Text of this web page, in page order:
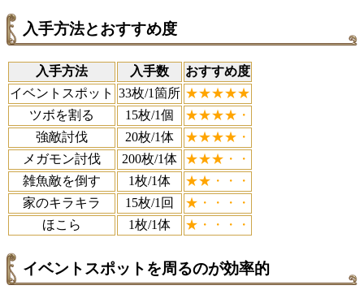
入手方法とおすすめ度
入手方法 入手数
おすすめ度
イベントスポット 33枚/1箇所 ★★★★★
ツボを割る
15枚/1個
★★★★・
強敵討伐
20枚/1体
★★★★・
メガモン討伐
200枚/1体
★★★・・
雑魚敵を倒す
1枚/1体
★★・・・
家のキラキラ
15枚/1回
★・・・・
ほこら
1枚/1体 ★・・・・
イベントスポットを周るのが効率的